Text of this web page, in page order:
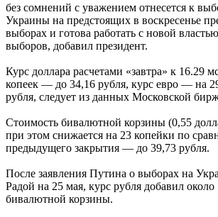
без сомнений с уважением отнесется к
Украины на предстоящих в воскресенье
выборах и готова работать с новой
выборов, добавил президент.
Курс доллара расчетами «завтра» к 16.29
копеек — до 34,16 рубля, курс евро — на
рубля, следует из данных Московской
Стоимость бивалютной корзины (0,55
при этом снижается на 23 копейки по
предыдущего закрытия — до 39,73 рубля.
После заявления Путина о выборах на
Радой на 25 мая, курс рубля добавил около
бивалютной корзины.